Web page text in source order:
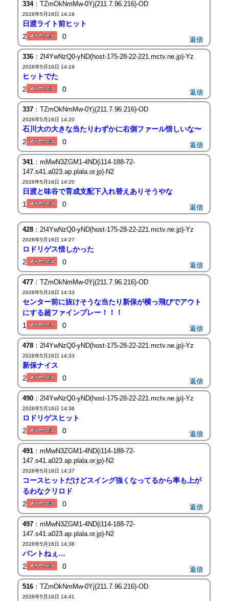
334：TZmOkNmMw-0Yj(211.7.96.216)-OD
2026年5月16日 14:19
日渡ライト前ヒット
2
0 返信
336：2I4YwNzQ0-yND(host-175-28-22-221.mctv.ne.jp)-Yz
2026年5月16日 14:19
ヒットでた
2
0 返信
337：TZmOkNmMw-0Yj(211.7.96.216)-OD
2026年5月16日 14:20
石川大の大きな当たりわずかに右側ファール惜しいな〜
2
0 返信
341：mMwN3ZGM1-4ND(i114-188-72-
147.s41.a023.ap.plala.or.jp)-N2
2026年5月16日 14:20
日渡と味谷で育成支配下入れ替えありそうやな
1
0 返信
428：2I4YwNzQ0-yND(host-175-28-22-221.mctv.ne.jp)-Yz
2026年5月16日 14:27
ロドリゲス惜しかった
2
0 返信
477：TZmOkNmMw-0Yj(211.7.96.216)-OD
2026年5月16日 14:33
センター前に抜けそうな当たり新保が横っ飛びでアウト
にする超ファインプレー！！！
1
0 返信
478：2I4YwNzQ0-yND(host-175-28-22-221.mctv.ne.jp)-Yz
2026年5月16日 14:33
新保ナイス
2
0 返信
490：2I4YwNzQ0-yND(host-175-28-22-221.mctv.ne.jp)-Yz
2026年5月16日 14:36
ロドリゲスヒット
2
0 返信
491：mMwN3ZGM1-4ND(i114-188-72-
147.s41.a023.ap.plala.or.jp)-N2
2026年5月16日 14:37
コースヒットだけどスイング強くなってるから率も上が
るわなクリロド
2
0 返信
497：mMwN3ZGM1-4ND(i114-188-72-
147.s41.a023.ap.plala.or.jp)-N2
2026年5月16日 14:38
バントねぇ…
2
0 返信
516：TZmOkNmMw-0Yj(211.7.96.216)-OD
2026年5月16日 14:41